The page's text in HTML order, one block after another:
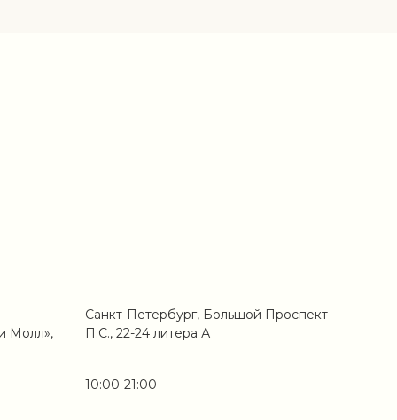
10:00-21:00
Санкт-Петербург, Большой Проспект
П.С., 22-24 литера А
Молл»,